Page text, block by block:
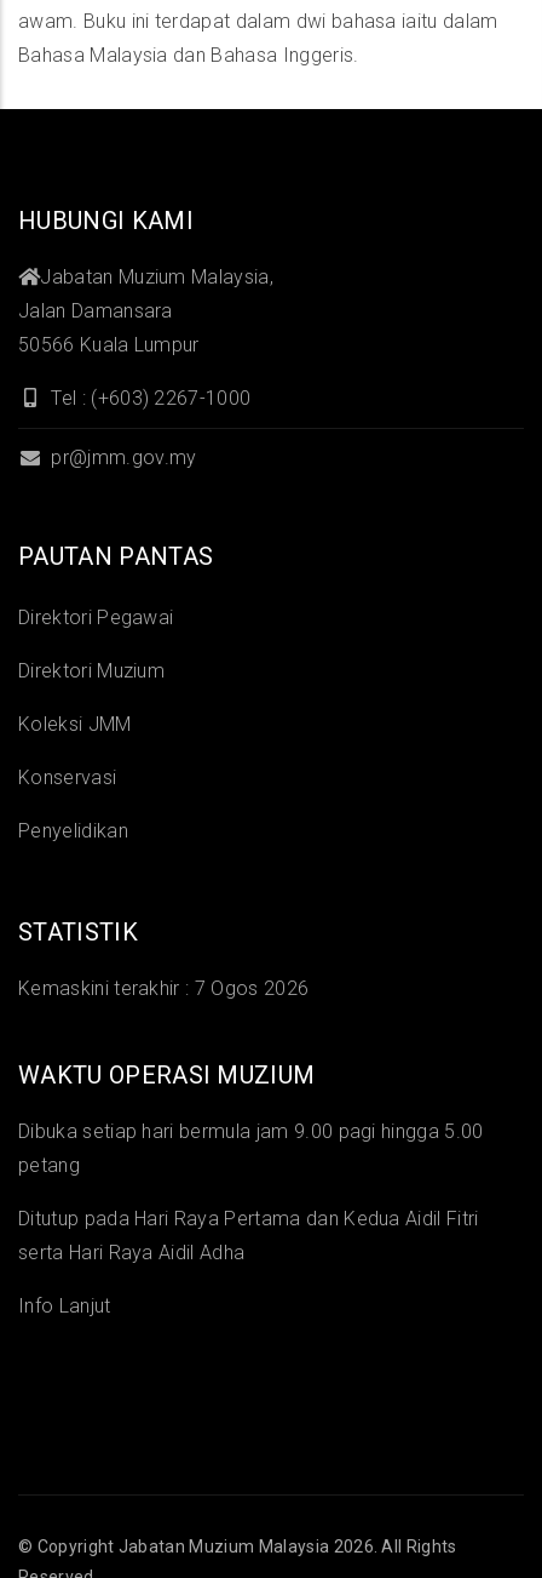
awam. Buku ini terdapat dalam dwi bahasa iaitu dalam
Bahasa Malaysia dan Bahasa Inggeris.
HUBUNGI KAMI
Jabatan Muzium Malaysia,
Jalan Damansara
50566 Kuala Lumpur
Tel : (+603) 2267-1000
pr@jmm.gov.my
PAUTAN PANTAS
Direktori Pegawai
Direktori Muzium
Koleksi JMM
Konservasi
Penyelidikan
STATISTIK
Kemaskini terakhir : 7 Ogos 2026
WAKTU OPERASI MUZIUM
Dibuka setiap hari bermula jam 9.00 pagi hingga 5.00
petang
Ditutup pada Hari Raya Pertama dan Kedua Aidil Fitri
serta Hari Raya Aidil Adha
Info Lanjut
© Copyright Jabatan Muzium Malaysia 2026. All Rights